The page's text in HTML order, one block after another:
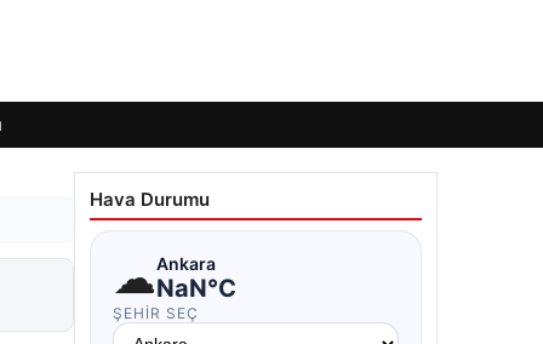
Hava Durumu
☁Ankara
NaN°C
ŞEHIR SEÇ